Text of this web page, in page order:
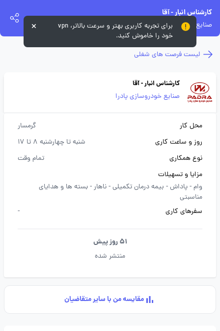
کارشناس انبار - آقا
صنایع خودروسازی پادرا
لیست فرصت های شغلی
کارشناس انبار - آقا
صنایع خودروسازی پادرا
محل کار
گرمسار
روز و ساعت کاری
شنبه تا چهارشنبه 8 تا 17
نوع همکاری
تمام وقت
مزایا و تسهیلات
وام -پاداش - بیمه درمان تکمیلی -ناهار -بسته ها و هدایای
مناسبتی
سفرهای کاری
-
51 روز پیش
منتشر شده
مقایسه من با سایر متقاضیان
برای تجربه کاربری بهتر و سرعت بالاتر، vpn
خود را خاموش کنید.